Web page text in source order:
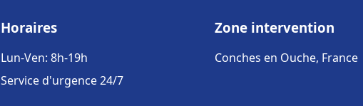
Horaires
Lun-Ven: 8h-19h
Service d'urgence 24/7
Zone intervention
Conches en Ouche, France